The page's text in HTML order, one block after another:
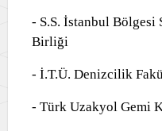
- S.S. İstanbul
Birliği
- İ.T.Ü. Denizcilik
- Türk Uzakyol Gemi